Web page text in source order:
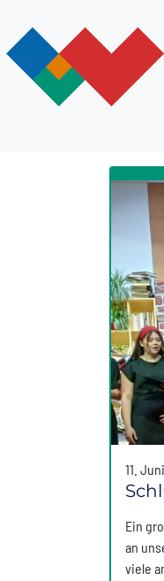
11.
Ein
an
viele